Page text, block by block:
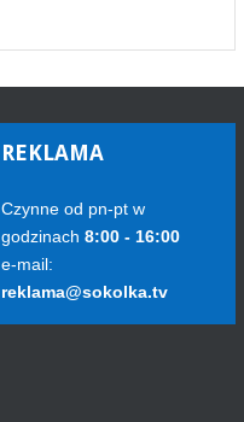
REKLAMA
Czynne od pn-pt w
godzinach 8:00 - 16:00
e-mail:
reklama@sokolka.tv